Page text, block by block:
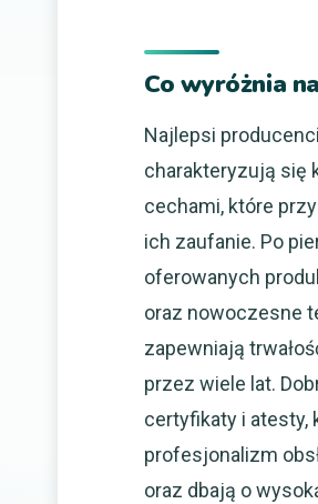
Co wyróżnia
Najlepsi
charakteryzują się
cechami, które
ich zaufanie. Po
oferowanych
oraz nowoczesne
zapewniają
przez wiele lat.
certyfikaty i atesty,
profesjonalizm
oraz dbają o